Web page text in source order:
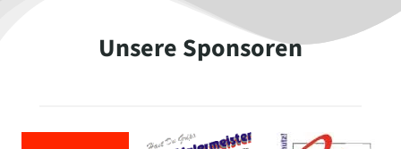
Unsere Sponsoren